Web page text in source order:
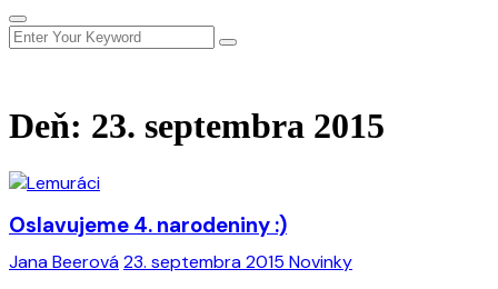
Deň: 23. septembra 2015
Jana Beerová23. septembra 2015 Novinky
Oslavujeme 4. narodeniny :)